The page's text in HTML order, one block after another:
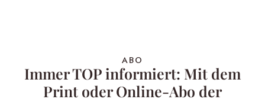
ABO
Immer TOP informiert: Mit dem
Print oder Online-Abo der